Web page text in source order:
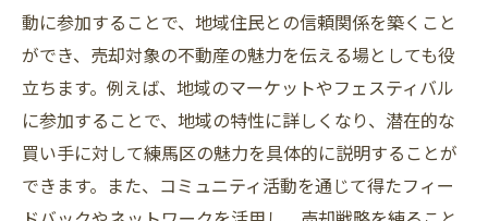
動に参加することで、地域住民との信頼関係を築くこと
ができ、売却対象の不動産の魅力を伝える場としても役
立ちます。例えば、地域のマーケットやフェスティバル
に参加することで、地域の特性に詳しくなり、潜在的な
買い手に対して練馬区の魅力を具体的に説明することが
できます。また、コミュニティ活動を通じて得たフィー